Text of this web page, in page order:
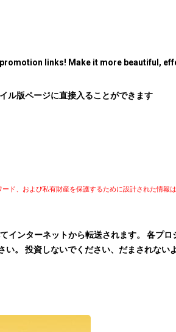
links! Make it more beautiful,
ル版ページに直接入ることができます
、および私有財産を保護するために設計された情
インターネットから転送されます。 各プ
。 投資しないでください、だまされない